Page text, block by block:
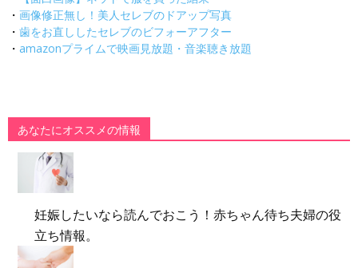
・ 画像修正無し！美人セレブのドアップ写真
・ 歯をお直ししたセレブのビフォーアフター
・ amazonプライムで映画見放題・音楽聴き放題
あなたにオススメの情報
妊娠したいなら読んでおこう！赤ちゃん待ち夫婦の役
立ち情報。